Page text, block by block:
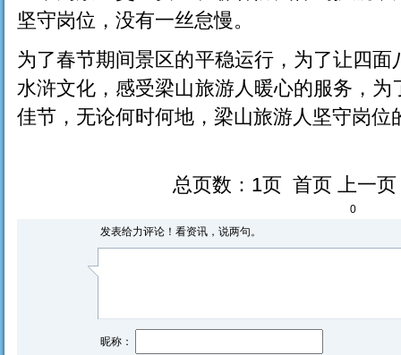
坚守岗位，没有一丝怠慢。
为了春节期间景区的平稳运行，为了让四
水浒文化，感受梁山旅游人暖心的服务，
佳节，无论何时何地，梁山旅游人坚守岗位
总页数：1页 首页 上一页
0
发表给力评论！看资讯，说两句。
昵称：